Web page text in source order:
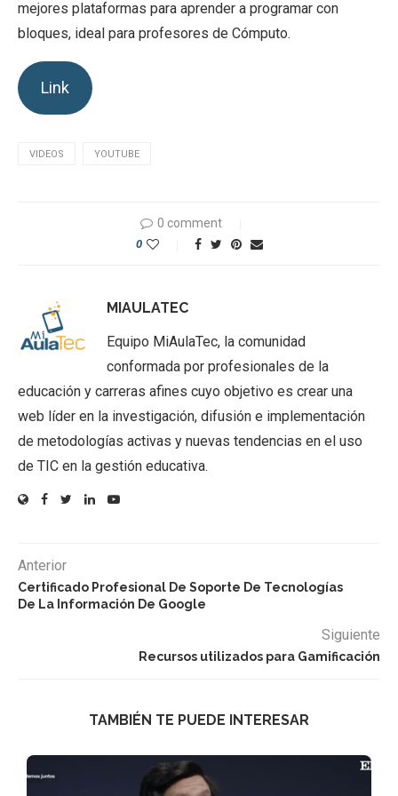
mejores plataformas para aprender a programar con
bloques, ideal para profesores de Cómputo.
Link
VIDEOS YOUTUBE
0 comment
0
MIAULATEC
Equipo MiAulaTec, la comunidad
conformada por profesionales de la
educación y carreras afines cuyo objetivo es crear una
web líder en la investigación, difusión e implementación
de metodologías activas y nuevas tendencias en el uso
de TIC en la gestión educativa.
Anterior
Certificado Profesional De Soporte De Tecnologías
De La Información De Google
Siguiente
Recursos utilizados para Gamificación
TAMBIÉN TE PUEDE INTERESAR